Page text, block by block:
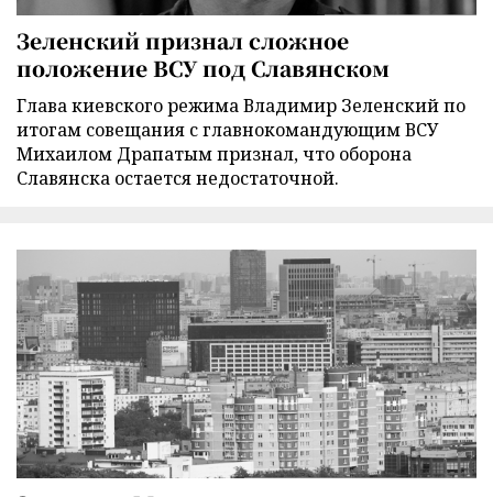
Зеленский признал сложное
положение ВСУ под Славянском
Глава киевского режима Владимир Зеленский по
итогам совещания с главнокомандующим ВСУ
Михаилом Драпатым признал, что оборона
Славянска остается недостаточной.